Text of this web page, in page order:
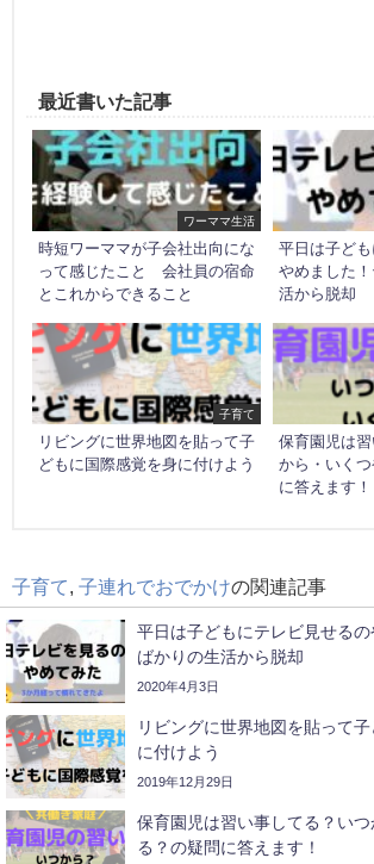
最近書いた記事
ワーママ生活
時短ワーママが子会社出向にな
って感じたこと 会社員の宿命
とこれからできること
平日は子ど
やめました
活から脱却
子育て
リビングに世界地図を貼って子
どもに国際感覚を身に付けよう
保育園児は
から・いく
に答えます！
子育て 子連れでおでかけの関連記事
平日は子どもにテレビ見せる
ばかりの生活から脱却
2020年4月3日
リビングに世界地図を貼って
に付けよう
2019年12月29日
保育園児は習い事してる？い
る？の疑問に答えます！